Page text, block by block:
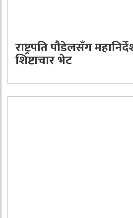
राष्ट्रपति पौडेलसँग
शिष्टाचार भेट